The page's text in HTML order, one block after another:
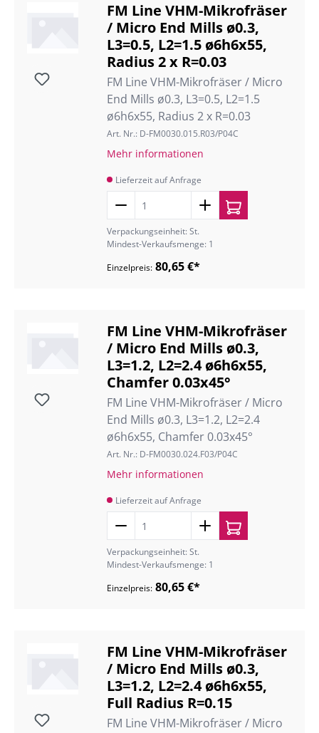
FM Line VHM-Mikrofräser
/ Micro End Mills ø0.3,
L3=0.5, L2=1.5 ø6h6x55,
Radius 2 x R=0.03
FM Line VHM-Mikrofräser / Micro
End Mills ø0.3, L3=0.5, L2=1.5
ø6h6x55, Radius 2 x R=0.03
Art. Nr.: D-FM0030.015.R03/P04C
Mehr informationen
Lieferzeit auf Anfrage
Verpackungseinheit: St.
Mindest-Verkaufsmenge: 1
Einzelpreis: 80,65 €*
FM Line VHM-Mikrofräser
/ Micro End Mills ø0.3,
L3=1.2, L2=2.4 ø6h6x55,
Chamfer 0.03x45°
FM Line VHM-Mikrofräser / Micro
End Mills ø0.3, L3=1.2, L2=2.4
ø6h6x55, Chamfer 0.03x45°
Art. Nr.: D-FM0030.024.F03/P04C
Mehr informationen
Lieferzeit auf Anfrage
Verpackungseinheit: St.
Mindest-Verkaufsmenge: 1
Einzelpreis: 80,65 €*
FM Line VHM-Mikrofräser
/ Micro End Mills ø0.3,
L3=1.2, L2=2.4 ø6h6x55,
Full Radius R=0.15
FM Line VHM-Mikrofräser / Micro